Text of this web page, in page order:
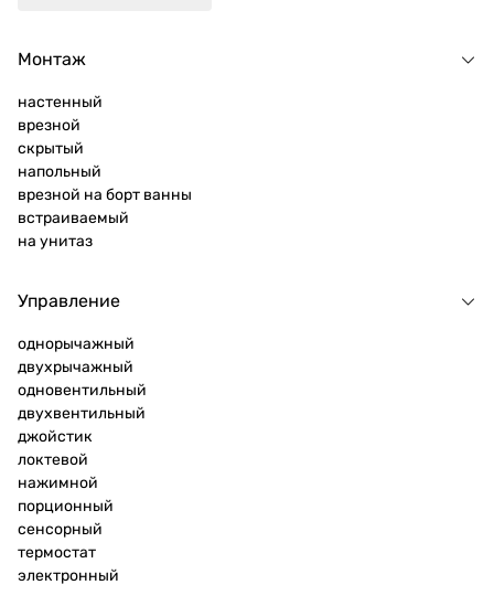
Монтаж
настенный
врезной
скрытый
напольный
врезной на борт ванны
встраиваемый
на унитаз
Управление
однорычажный
двухрычажный
одновентильный
двухвентильный
джойстик
локтевой
нажимной
порционный
сенсорный
термостат
электронный